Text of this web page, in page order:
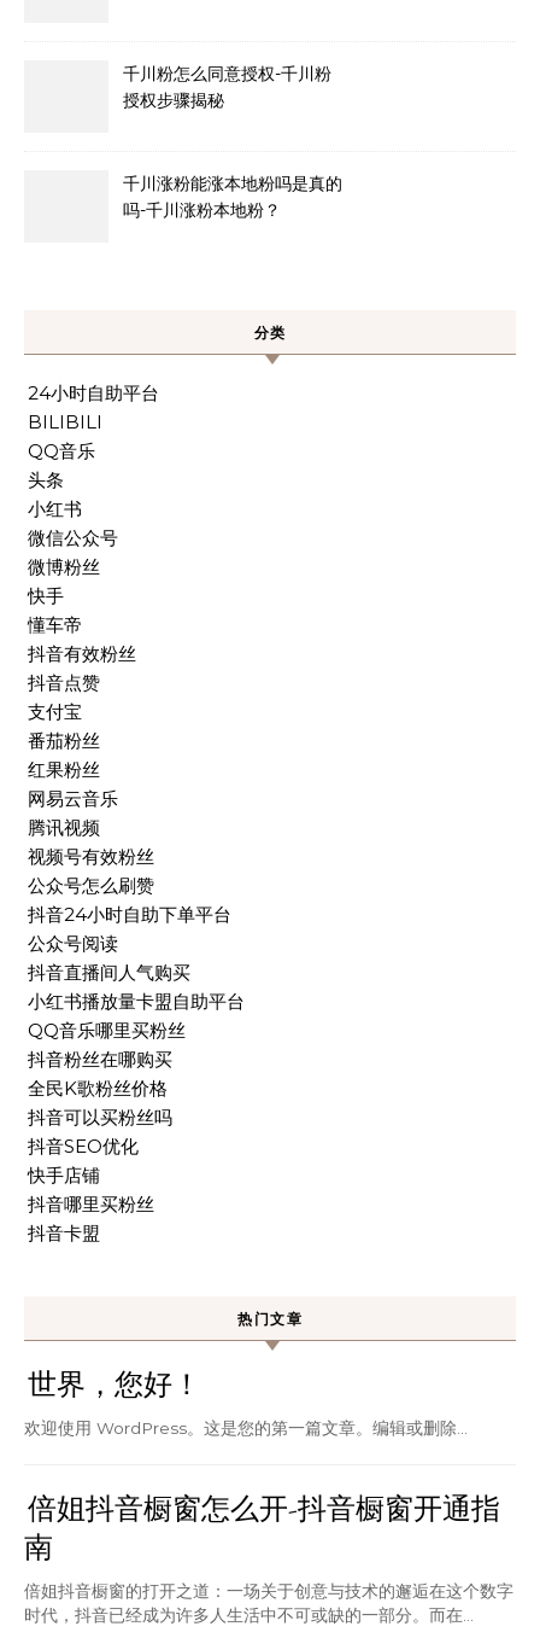
千川粉怎么同意授权-千川粉
授权步骤揭秘
千川涨粉能涨本地粉吗是真的
吗-千川涨粉本地粉？
分类
24小时自助平台
BILIBILI
QQ音乐
头条
小红书
微信公众号
微博粉丝
快手
懂车帝
抖音有效粉丝
抖音点赞
支付宝
番茄粉丝
红果粉丝
网易云音乐
腾讯视频
视频号有效粉丝
公众号怎么刷赞
抖音24小时自助下单平台
公众号阅读
抖音直播间人气购买
小红书播放量卡盟自助平台
QQ音乐哪里买粉丝
抖音粉丝在哪购买
全民K歌粉丝价格
抖音可以买粉丝吗
抖音SEO优化
快手店铺
抖音哪里买粉丝
抖音卡盟
热门文章
世界，您好！
欢迎使用 WordPress。这是您的第一篇文章。编辑或删除…
倍姐抖音橱窗怎么开-抖音橱窗开通指
南
倍姐抖音橱窗的打开之道：一场关于创意与技术的邂逅在这个数字
时代，抖音已经成为许多人生活中不可或缺的一部分。而在...